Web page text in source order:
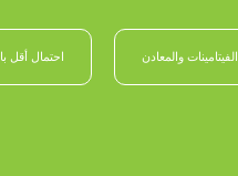
الفيتامينات والمعادن احتمال أقل